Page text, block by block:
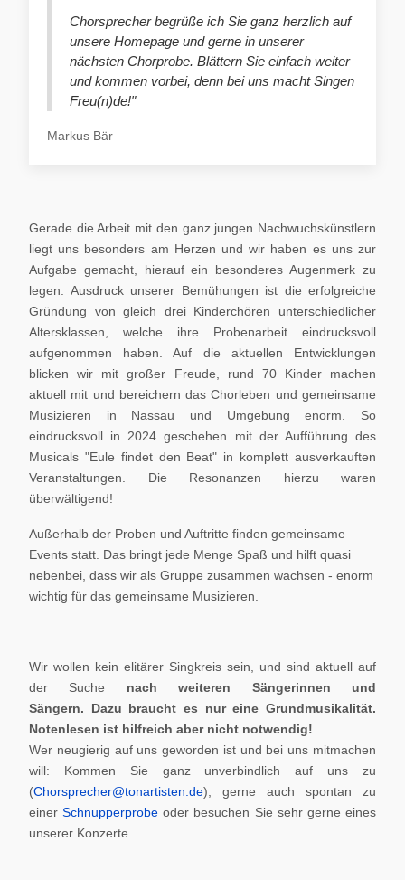
Chorsprecher begrüße ich Sie ganz herzlich auf
unsere Homepage und gerne in unserer
nächsten Chorprobe. Blättern Sie einfach weiter
und kommen vorbei, denn bei uns macht Singen
Freu(n)de!"
Markus Bär
Gerade die Arbeit mit den ganz jungen Nachwuchskünstlern
liegt uns besonders am Herzen und wir haben es uns zur
Aufgabe gemacht, hierauf ein besonderes Augenmerk zu
legen. Ausdruck unserer Bemühungen ist die erfolgreiche
Gründung von gleich drei Kinderchören unterschiedlicher
Altersklassen, welche ihre Probenarbeit eindrucksvoll
aufgenommen haben. Auf die aktuellen Entwicklungen
blicken wir mit großer Freude, rund 70 Kinder machen
aktuell mit und bereichern das Chorleben und gemeinsame
Musizieren in Nassau und Umgebung enorm. So
eindrucksvoll in 2024 geschehen mit der Aufführung des
Musicals "Eule findet den Beat" in komplett ausverkauften
Veranstaltungen. Die Resonanzen hierzu waren
überwältigend!
Außerhalb der Proben und Auftritte finden gemeinsame
Events statt. Das bringt jede Menge Spaß und hilft quasi
nebenbei, dass wir als Gruppe zusammen wachsen - enorm
wichtig für das gemeinsame Musizieren.
Wir wollen kein elitärer Singkreis sein, und sind aktuell auf
der Suche nach weiteren Sängerinnen und
Sängern. Dazu braucht es nur eine Grundmusikalität.
Notenlesen ist hilfreich aber nicht notwendig!
Wer neugierig auf uns geworden ist und bei uns mitmachen
will: Kommen Sie ganz unverbindlich auf uns zu
(Chorsprecher@tonartisten.de), gerne auch spontan zu
einerSchnupperprobe oder besuchen Sie sehr gerne eines
unserer Konzerte.